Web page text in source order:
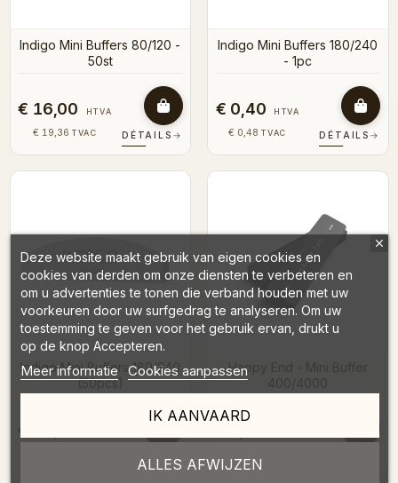
Indigo Mini Buffers 80/120 -
50st
€ 16,00 HTVA
€ 19,36 TVAC DÉTAILS →
Indigo Mini Buffers 180/240
- 1pc
€ 0,40 HTVA
€ 0,48 TVAC DÉTAILS →
Indigo Mini Buffers 180/240
(50pcs)
DÉTAILS →
Happy End - Mini Buffer
Deze website maakt gebruik van eigen cookies en
cookies van derden om onze diensten te verbeteren en
om u advertenties te tonen die verband houden met uw
voorkeuren door uw surfgedrag te analyseren. Om uw
toestemming te geven voor het gebruik ervan, drukt u
op de knop Accepteren.
Meer informatie Cookies aanpassen
ALLES AFWIJZEN
IK AANVAARD